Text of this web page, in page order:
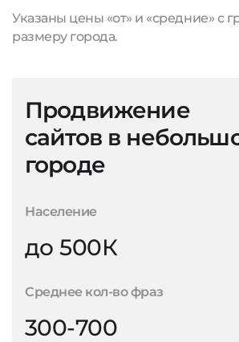
Указаны цены «от» и «средние» с
размеру города.
Продвижение
сайтов в
городе
Население
до 500К
Среднее кол-во фраз
300-700